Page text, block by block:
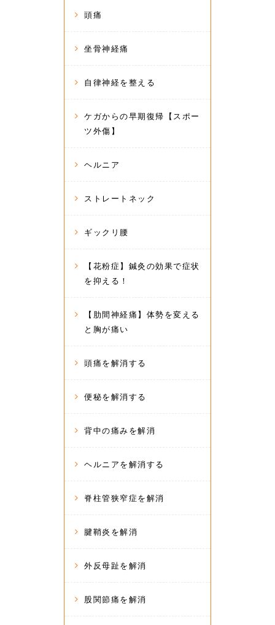
頭痛
坐骨神経痛
自律神経を整える
ケガからの早期復帰【スポー
ツ外傷】
ヘルニア
ストレートネック
ギックリ腰
【花粉症】鍼灸の効果で症状
を抑える！
【肋間神経痛】体勢を変える
と胸が痛い
頭痛を解消する
便秘を解消する
背中の痛みを解消
ヘルニアを解消する
脊柱管狭窄症を解消
腱鞘炎を解消
外反母趾を解消
股関節痛を解消